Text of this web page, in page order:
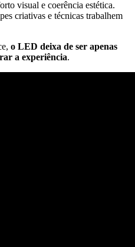
visual e coerência estética.
criativas e técnicas trabalhem
o LED deixa de ser apenas
a experiência.